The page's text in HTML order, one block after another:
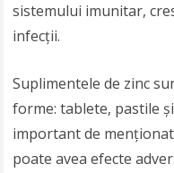
sistemului imunitar,
infecții.
Suplimentele de zinc
forme: tablete, pastile
important de
poate avea efecte